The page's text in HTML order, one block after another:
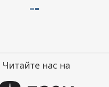
Читайте нас на